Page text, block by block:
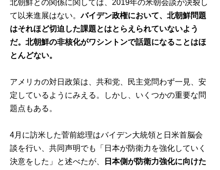
北朝鮮との関係に関しては、2019年の米朝会談が決裂し
て以来進展はない。バイデン政権において、北朝鮮問題
はそれほど切迫した課題とはとらえられていないよう
だ。北朝鮮の非核化がワシントンで話題になることはほ
とんどない。
アメリカの対日政策は、共和党、民主党問わず一見、安
定しているようにみえる。しかし、いくつかの重要な問
題点もある。
4月に訪米した菅前総理はバイデン大統領と日米首脳会
談を行い、共同声明でも「日本が防衛力を強化していく
決意をした」と述べたが、
日本側が防衛力強化に向けた